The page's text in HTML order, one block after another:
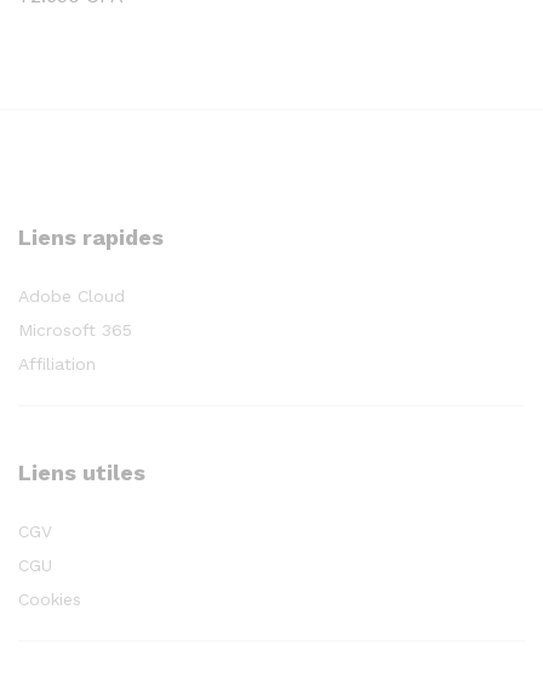
Liens rapides
Adobe Cloud
Microsoft 365
Affiliation
Liens utiles
CGV
CGU
Cookies